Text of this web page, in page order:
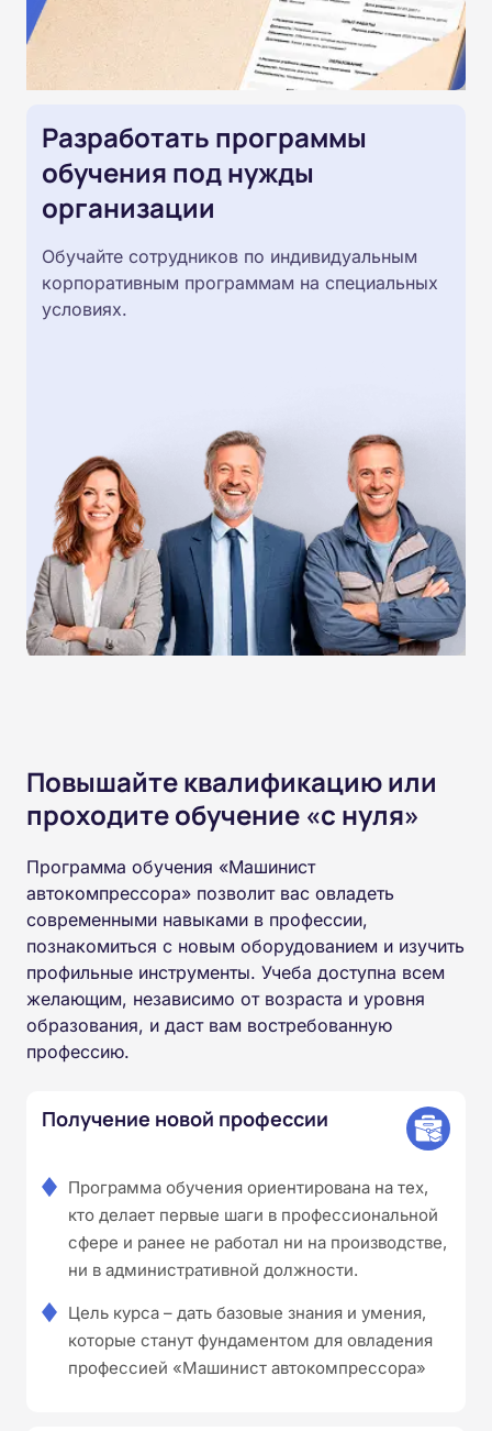
Разработать программы
обучения под нужды
организации
Обучайте сотрудников по индивидуальным
корпоративным программам на специальных
условиях.
Повышайте квалификацию или
проходите обучение «с нуля»
Программа обучения «Машинист
автокомпрессора» позволит вас овладеть
современными навыками в профессии,
познакомиться с новым оборудованием и изучить
профильные инструменты. Учеба доступна всем
желающим, независимо от возраста и уровня
образования, и даст вам востребованную
профессию.
Получение новой профессии
Программа обучения ориентирована на тех,
кто делает первые шаги в профессиональной
сфере и ранее не работал ни на производстве,
ни в административной должности.
Цель курса – дать базовые знания и умения,
которые станут фундаментом для овладения
профессией «Машинист автокомпрессора»